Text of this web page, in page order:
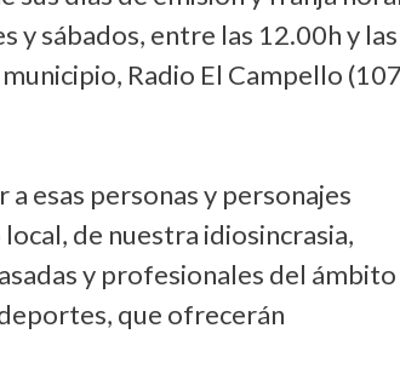
y sábados, entre las 12.00h y las
Radio El Campello
esas personas y personajes
de nuestra idiosincrasia,
y profesionales del
que ofrecerán